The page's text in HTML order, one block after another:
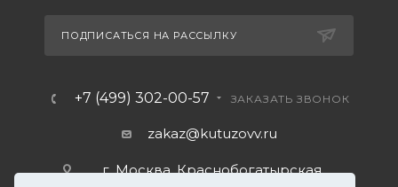
ПОДПИСАТЬСЯ НА РАССЫЛКУ
+7 (499) 302-00-57 ЗАКАЗАТЬ ЗВОНОК
zakaz@kutuzovv.ru
г. Москва, Краснобогатырская